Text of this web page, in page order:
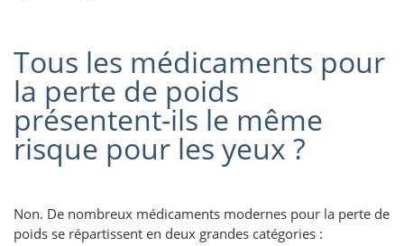
Tous les médicaments pour
la perte de poids
présentent-ils le même
risque pour les yeux ?
Non. De nombreux médicaments modernes pour la perte de
poids se répartissent en deux grandes catégories :